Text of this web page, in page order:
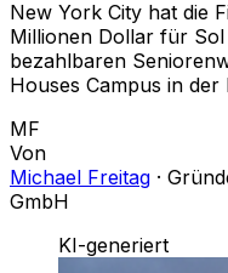
New York City hat die
Millionen Dollar für
bezahlbaren
Houses Campus in
MF
Von
Michael Freitag ·
GmbH
KI-generiert